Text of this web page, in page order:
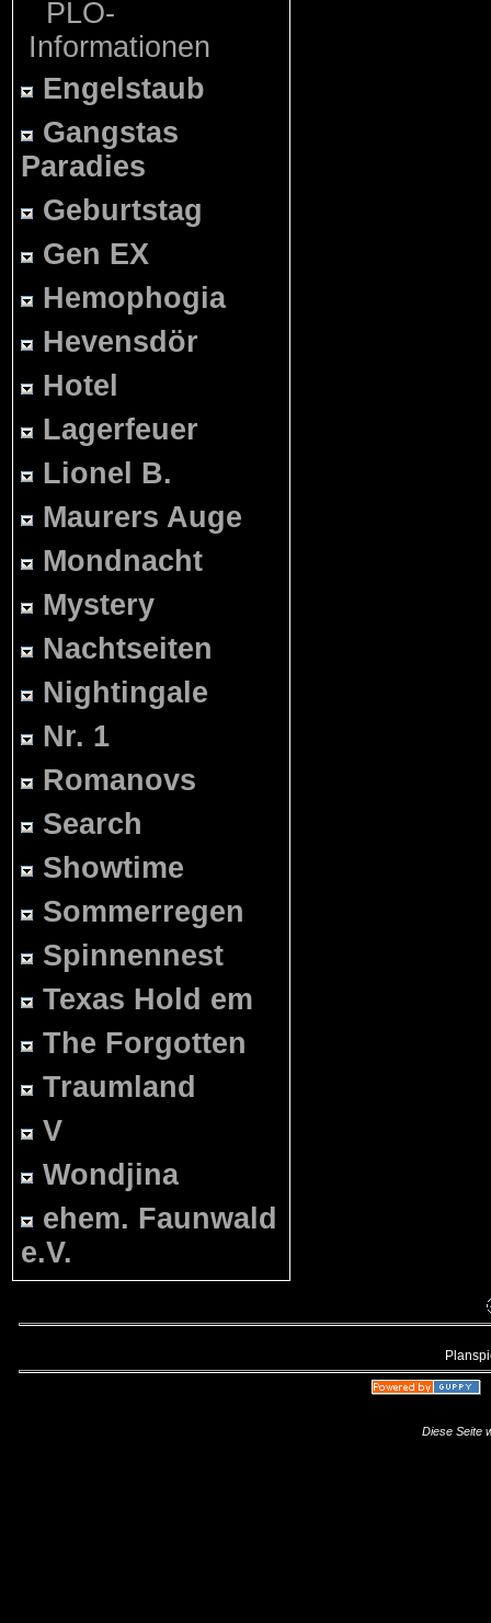
PLO-
Informationen
Engelstaub
Gangstas
Paradies
Geburtstag
Gen EX
Hemophogia
Hevensdör
Hotel
Lagerfeuer
Lionel B.
Maurers Auge
Mondnacht
Mystery
Nachtseiten
Nightingale
Nr. 1
Romanovs
Search
Showtime
Sommerregen
Spinnennest
Texas Hold em
The Forgotten
Traumland
V
Wondjina
ehem. Faunwald
e.V.
Diese Seite